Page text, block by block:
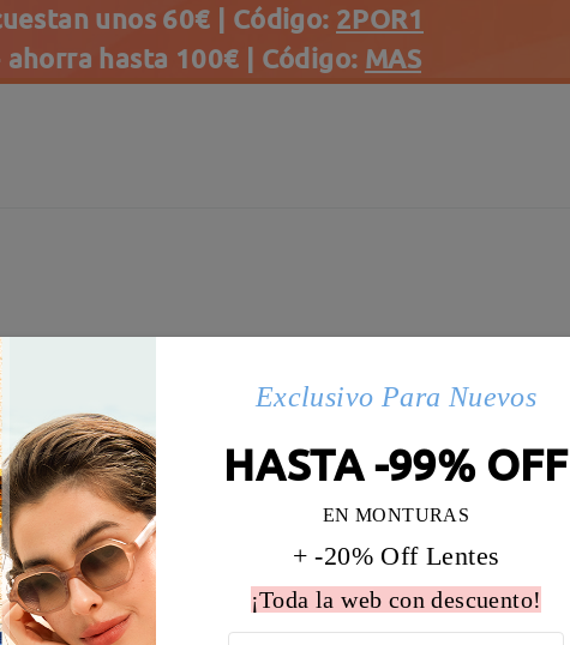
unos 60€ | Código: 2POR1
ahorra hasta 100€ | Código: MAS
mm Medio) Diametro de lentes: 55 mm Peso:
Exclusivo Para Nuevos
HASTA -99% OFF
EN MONTURAS
+ -20% Off Lentes
¡Toda la web con descuento!